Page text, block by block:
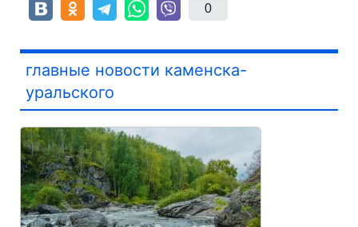
0
главные новости каменска-
уральского